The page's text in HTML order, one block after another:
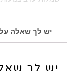
יש לך שאלה
יש לך